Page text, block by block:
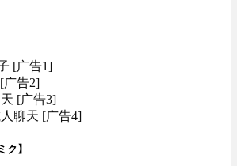
[广告1]
广告2]
[广告3]
聊天 [广告4]
ク】